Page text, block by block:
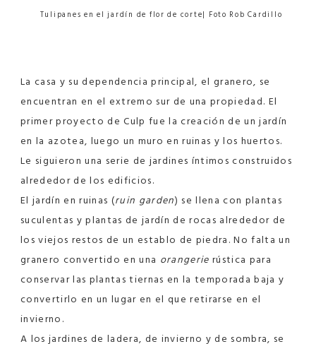
Tulipanes en el jardín de flor de corte| Foto Rob Cardillo
La casa y su dependencia principal, el granero, se
encuentran en el extremo sur de una propiedad. El
primer proyecto de Culp fue la creación de un jardín
en la azotea, luego un muro en ruinas y los huertos.
Le siguieron una serie de jardines íntimos construidos
alrededor de los edificios.
El jardín en ruinas (ruin garden) se llena con plantas
suculentas y plantas de jardín de rocas alrededor de
los viejos restos de un establo de piedra. No falta un
granero convertido en una orangerie rústica para
conservar las plantas tiernas en la temporada baja y
convertirlo en un lugar en el que retirarse en el
invierno.
A los jardines de ladera, de invierno y de sombra, se